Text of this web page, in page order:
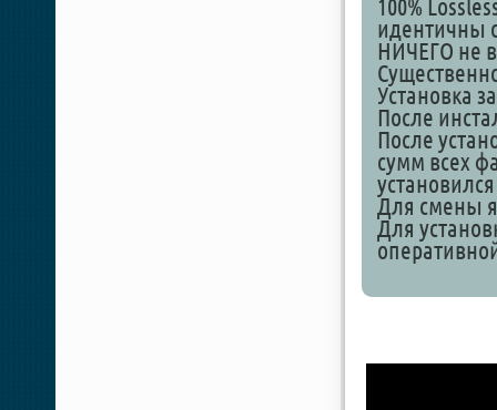
100%
идентичны
НИЧЕГО не
Установка
После
После
сумм всех
Для смены
Для